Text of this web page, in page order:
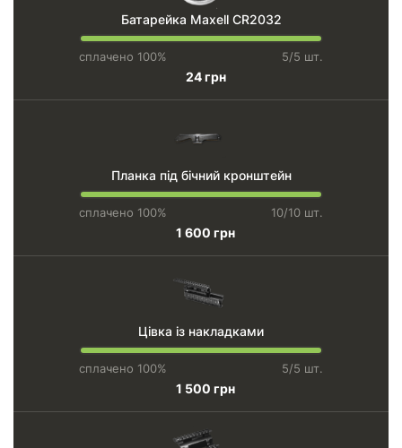
Батарейка Maxell CR2032
сплачено 100% 5/5 шт.
24 грн
Планка під бічний кронштейн
сплачено 100% 10/10 шт.
1 600 грн
Цівка із накладками
сплачено 100% 5/5 шт.
1 500 грн